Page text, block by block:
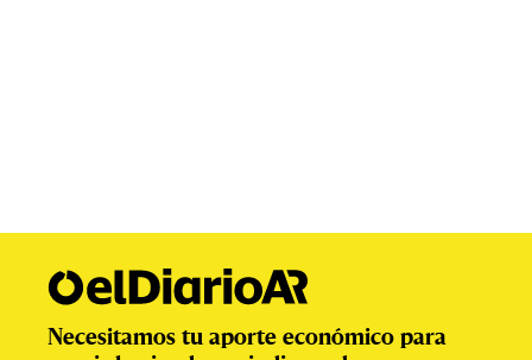
Necesitamos tu aporte económico para